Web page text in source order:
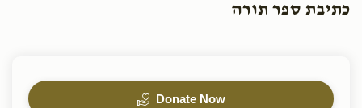
כתיבת ספר תורה
Donate Now